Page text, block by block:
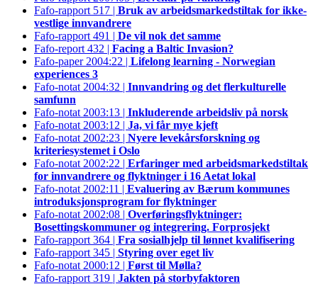
Fafo-rapport 517 | Bruk av arbeidsmarkedstiltak for ikke-
vestlige innvandrere
Fafo-rapport 491 | De vil nok det samme
Fafo-report 432 | Facing a Baltic Invasion?
Fafo-paper 2004:22 | Lifelong learning - Norwegian
experiences 3
Fafo-notat 2004:32 | Innvandring og det flerkulturelle
samfunn
Fafo-notat 2003:13 | Inkluderende arbeidsliv på norsk
Fafo-notat 2003:12 | Ja, vi får mye kjeft
Fafo-notat 2002:23 | Nyere levekårsforskning og
kriteriesystemet i Oslo
Fafo-notat 2002:22 | Erfaringer med arbeidsmarkedstiltak
for innvandrere og flyktninger i 16 Aetat lokal
Fafo-notat 2002:11 | Evaluering av Bærum kommunes
introduksjonsprogram for flyktninger
Fafo-notat 2002:08 | Overføringsflyktninger:
Bosettingskommuner og integrering. Forprosjekt
Fafo-rapport 364 | Fra sosialhjelp til lønnet kvalifisering
Fafo-rapport 345 | Styring over eget liv
Fafo-notat 2000:12 | Først til Mølla?
Fafo-rapport 319 | Jakten på storbyfaktoren